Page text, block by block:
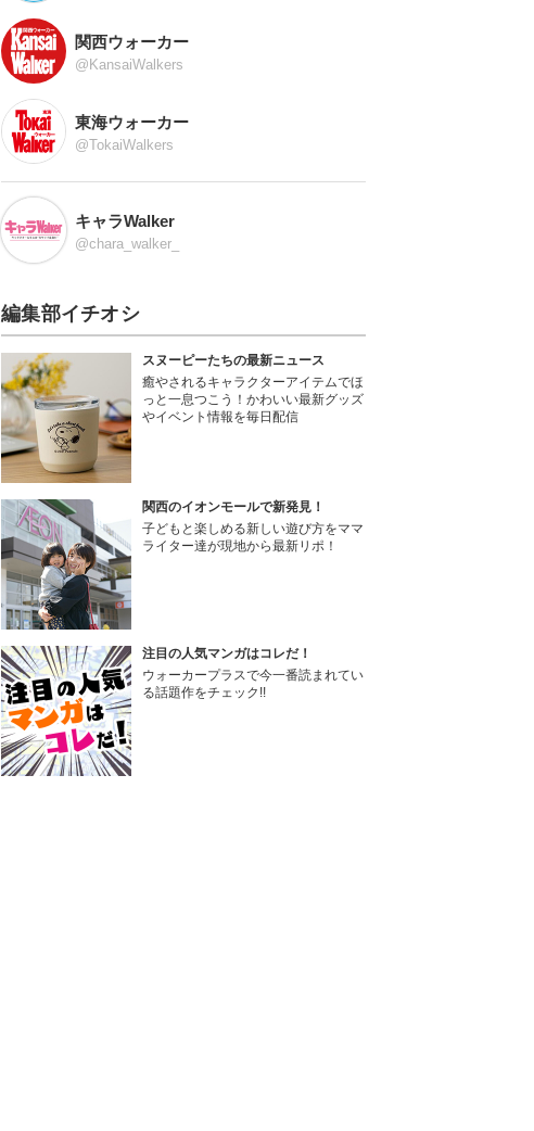
関西ウォーカー
@KansaiWalkers
東海ウォーカー
@TokaiWalkers
キャラWalker
@chara_walker_
編集部イチオシ
スヌーピーたちの最新ニュース
癒やされるキャラクターアイテムでほ
っと一息つこう！かわいい最新グッズ
やイベント情報を毎日配信
関西のイオンモールで新発見！
子どもと楽しめる新しい遊び方をママ
ライター達が現地から最新リポ！
注目の人気マンガはコレだ！
ウォーカープラスで今一番読まれてい
る話題作をチェック!!